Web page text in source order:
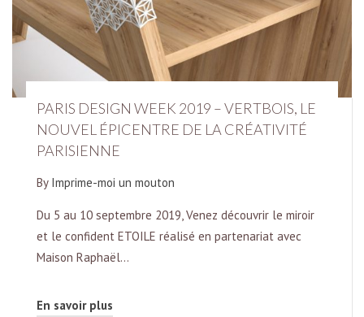
PARIS DESIGN WEEK 2019 – VERTBOIS, LE
NOUVEL ÉPICENTRE DE LA CRÉATIVITÉ
PARISIENNE
By Imprime-moi un mouton
Du 5 au 10 septembre 2019, Venez découvrir le miroir
et le confident ETOILE réalisé en partenariat avec
Maison Raphaël…
En savoir plus